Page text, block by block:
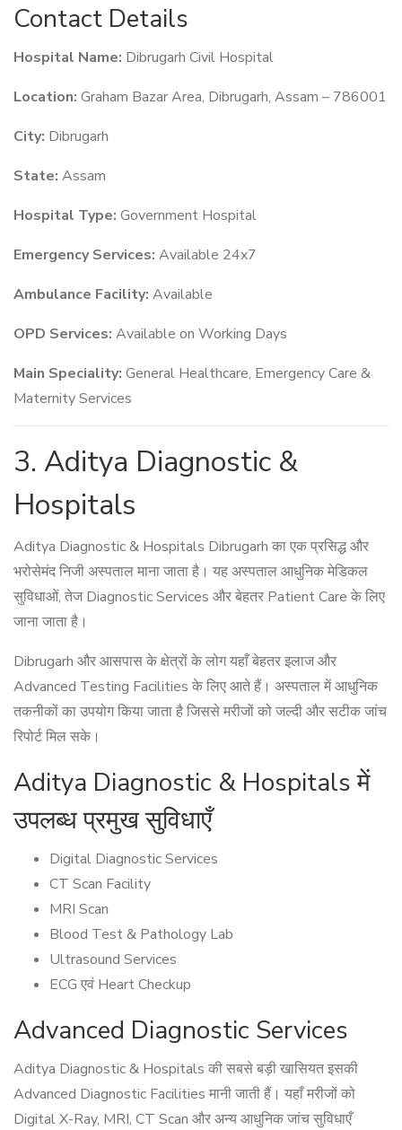
Contact Details
Hospital Name: Dibrugarh Civil Hospital
Location: Graham Bazar Area, Dibrugarh, Assam – 786001
City: Dibrugarh
State: Assam
Hospital Type: Government Hospital
Emergency Services: Available 24x7
Ambulance Facility: Available
OPD Services: Available on Working Days
Main Speciality: General Healthcare, Emergency Care &
Maternity Services
3. Aditya Diagnostic &
Hospitals
Aditya Diagnostic & Hospitals Dibrugarh का एक प्रसिद्ध और
भरोसेमंद निजी अस्पताल माना जाता है। यह अस्पताल आधुनिक मेडिकल
सुविधाओं, तेज Diagnostic Services और बेहतर Patient Care के लिए
जाना जाता है।
Dibrugarh और आसपास के क्षेत्रों के लोग यहाँ बेहतर इलाज और
Advanced Testing Facilities के लिए आते हैं। अस्पताल में आधुनिक
तकनीकों का उपयोग किया जाता है जिससे मरीजों को जल्दी और सटीक जांच
रिपोर्ट मिल सके।
Aditya Diagnostic & Hospitals में
उपलब्ध प्रमुख सुविधाएँ
Digital Diagnostic Services
CT Scan Facility
MRI Scan
Blood Test & Pathology Lab
Ultrasound Services
ECG एवं Heart Checkup
Advanced Diagnostic Services
Aditya Diagnostic & Hospitals की सबसे बड़ी खासियत इसकी
Advanced Diagnostic Facilities मानी जाती हैं। यहाँ मरीजों को
Digital X-Ray, MRI, CT Scan और अन्य आधुनिक जांच सुविधाएँ